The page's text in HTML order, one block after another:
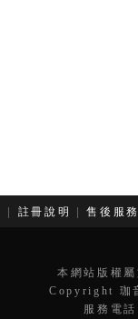
註冊說明 售後服
本網站版權
Copyright 珈
服務電